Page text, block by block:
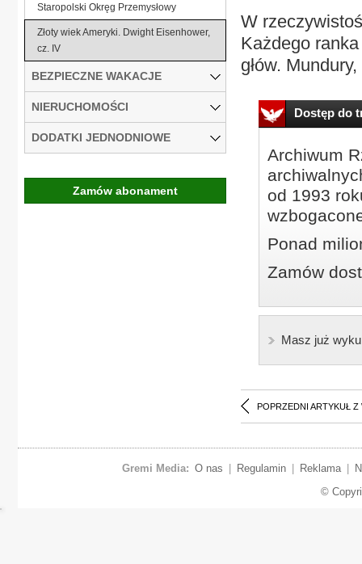
W
Każdego
głów.
Dostęp do
Archiwum
od 1993
Ponad
Zamów
Masz już
POPRZEDNI ARTYKUŁ Z
Staropolski Okręg Przemysłowy
Złoty wiek Ameryki. Dwight Eisenhower,
cz. IV
BEZPIECZNE WAKACJE
NIERUCHOMOŚCI
DODATKI JEDNODNIOWE
Zamów abonament
Gremi Media: O nas Regulamin Reklama
©